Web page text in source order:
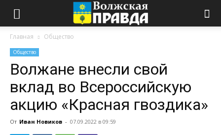
Главная Общество
Общество
Волжане внесли свой
вклад во Всероссийскую
акцию «Красная гвоздика»
От Иван Новиков - 07.09.2022 в 09:59